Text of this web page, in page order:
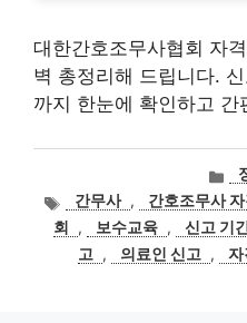
대한간호조무사협회 자
벽 총정리해 드립니다.
까지 한눈에 확인하고 간
카
테
고
리
태
그
간무사 , 간호조무사
회
, 보수교육 , 신고 기
고
, 의료인 신고 , 자